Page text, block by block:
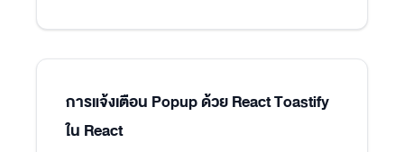
การแจ้งเตือน Popup ด้วย React Toastify
ใน React